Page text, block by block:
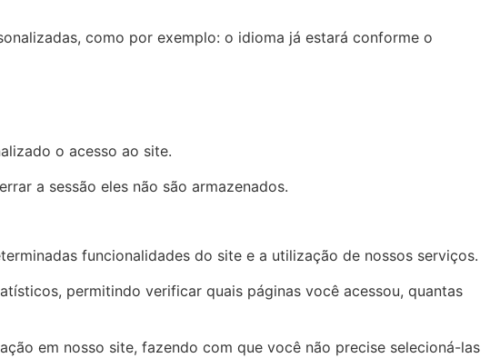
como por exemplo: o idioma já estará conforme o
o acesso ao site.
a sessão eles não são armazenados.
funcionalidades do site e a utilização de nossos serviços.
permitindo verificar quais páginas você acessou, quantas
em nosso site, fazendo com que você não precise selecioná-las